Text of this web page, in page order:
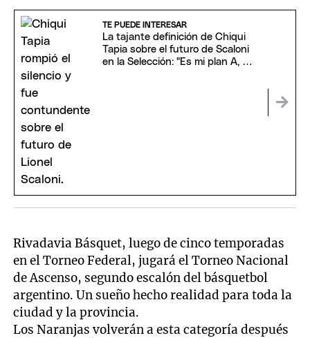
TE PUEDE INTERESAR
La tajante definición de Chiqui
Tapia sobre el futuro de Scaloni
en la Selección: "Es mi plan A, B y
Rivadavia Básquet, luego de cinco temporadas
en el Torneo Federal, jugará el Torneo Nacional
de Ascenso, segundo escalón del básquetbol
argentino. Un sueño hecho realidad para toda la
ciudad y la provincia.
Los Naranjas volverán a esta categoría después